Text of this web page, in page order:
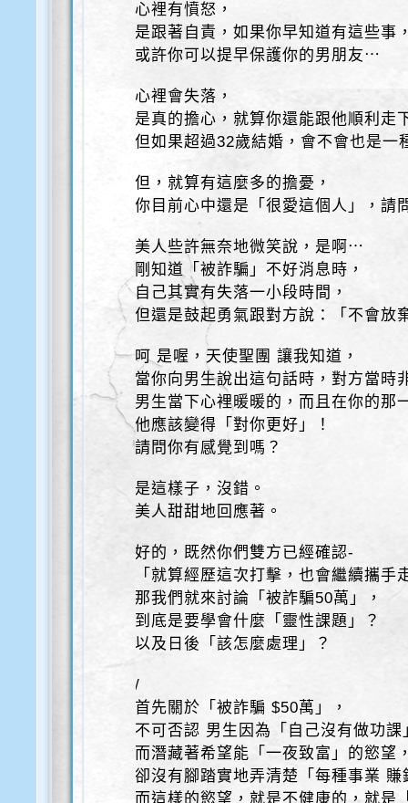
心裡有憤怒，
是跟著自責，如果你早知道有這些事
或許你可以提早保護你的男朋友⋯
心裡會失落，
是真的擔心，就算你還能跟他順利走
但如果超過32歲結婚，會不會也是
但，就算有這麼多的擔憂，
你目前心中還是「很愛這個人」，請
美人些許無奈地微笑說，是啊⋯
剛知道「被詐騙」不好消息時，
自己其實有失落一小段時間，
但還是鼓起勇氣跟對方說：「不會放
呵 是喔，天使聖團 讓我知道，
當你向男生說出這句話時，對方當時
男生當下心裡暖暖的，而且在你的那
他應該變得「對你更好」！
請問你有感覺到嗎？
是這樣子，沒錯。
美人甜甜地回應著。
好的，既然你們雙方已經確認-
「就算經歷這次打擊，也會繼續攜手
那我們就來討論「被詐騙50萬」，
到底是要學會什麼「靈性課題」？
以及日後「該怎麼處理」？
/
首先關於「被詐騙 $50萬」，
不可否認 男生因為「自己沒有做功課
而潛藏著希望能「一夜致富」的慾望
卻沒有腳踏實地弄清楚「每種事業 賺
而這樣的慾望，就是不健康的，就是